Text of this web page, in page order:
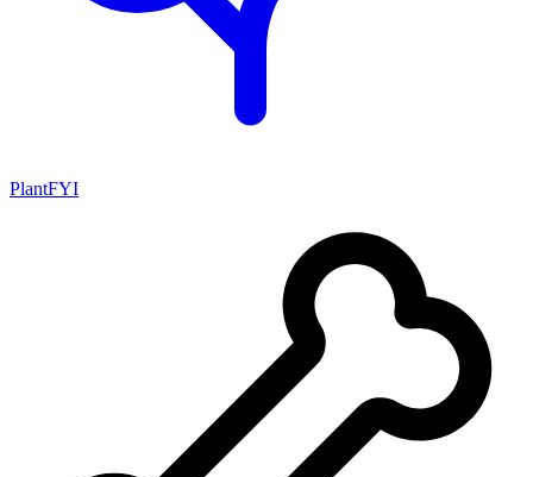
PlantFYI